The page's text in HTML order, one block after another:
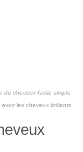
de cheveux facile simple
avoir les cheveux brillants